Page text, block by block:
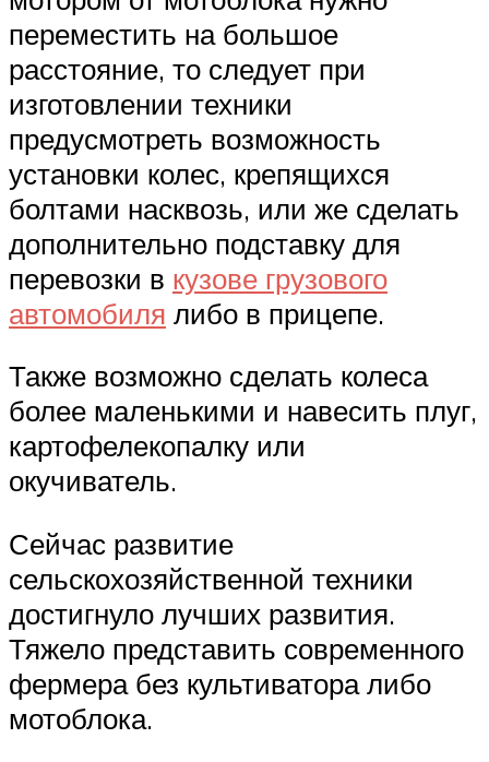
переместить на большое
расстояние, то следует при
изготовлении техники
предусмотреть возможность
установки колес, крепящихся
болтами насквозь, или же сделать
дополнительно подставку для
перевозки в кузове грузового
автомобиля либо в прицепе.
Также возможно сделать колеса
более маленькими и навесить плуг,
картофелекопалку или
окучиватель.
Сейчас развитие
сельскохозяйственной техники
достигнуло лучших развития.
Тяжело представить современного
фермера без культиватора либо
мотоблока.